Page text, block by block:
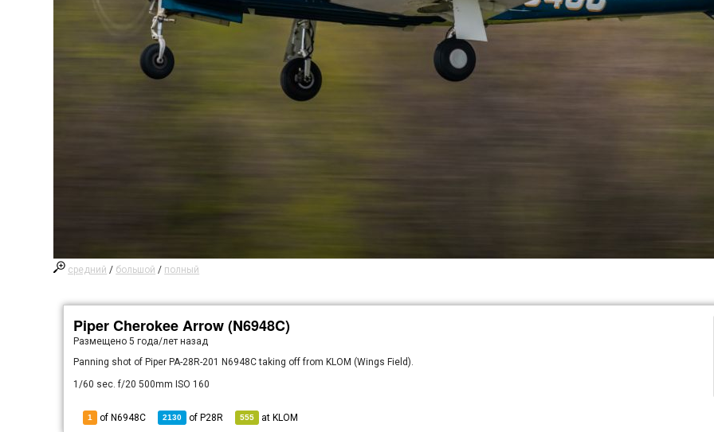
средний / большой / полный
Piper Cherokee Arrow (N6948C)
Размещено5 года/лет назад
Panning shot of Piper PA-28R-201 N6948C taking off from KLOM (Wings Field).
1/60 sec. f/20 500mm ISO 160
1 of N6948C 2130 of P28R 555 at KLOM